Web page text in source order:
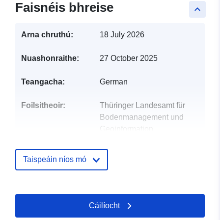
keyboard_arrow_up
Faisnéis bhreise
Arna chruthú: 18 July 2026
Nuashonraithe: 27 October 2025
Teangacha: German
Foilsitheoir:
Thüringer Landesamt für
Bodenmanagement und
Bodenmanagement und
Taispeáin níos mó
Cáilíocht